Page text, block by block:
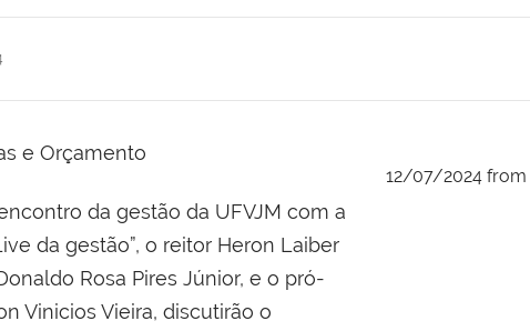
12/07/2024 from
da gestão da UFVJM com a
da gestão”, o reitor Heron Laiber
Rosa Pires Júnior, e o pró-
Vinicios Vieira, discutirão o